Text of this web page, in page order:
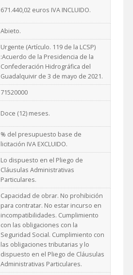
671.440,02 euros IVA INCLUIDO.
Abieto.
Urgente (Artículo. 119 de la LCSP)
:Acuerdo de la Presidencia de la
Confederación Hidrográfica del
Guadalquivir de 3 de mayo de 2021.
71520000
Doce (12) meses.
% del presupuesto base de
licitación IVA EXCLUIDO.
Lo dispuesto en el Pliego de
Cláusulas Administrativas
Particulares.
Capacidad de obrar. No prohibición
para contratar. No estar incurso en
incompatibilidades. Cumplimiento
con las obligaciones con la
Seguridad Social. Cumplimiento con
las obligaciones tributarias y lo
dispuesto en el Pliego de Cláusulas
Administrativas Particulares.